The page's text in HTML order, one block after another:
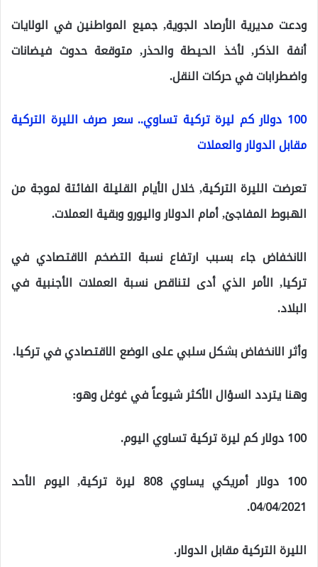
ودعت مديرية الأرصاد الجوية, جميع المواطنين في الولايات
أنفة الذكر, لأخذ الحيطة والحذر, متوقعة حدوث فيضانات
واضطرابات في حركات النقل.
100 دولار كم ليرة تركية تساوي.. سعر صرف الليرة التركية
مقابل الدولار والعملات
تعرضت الليرة التركية, خلال الأيام القليلة الفائتة لموجة من
الهبوط المفاجئ, أمام الدولار واليورو وبقية العملات.
الانخفاض جاء بسبب ارتفاع نسبة التضخم الاقتصادي في
تركيا, الأمر الذي أدى لتناقص نسبة العملات الأجنبية في
البلاد.
وأثر الانخفاض بشكل سلبي على الوضع الاقتصادي في تركيا.
وهنا يتردد السؤال الأكثر شيوعاً في غوغل وهو:
100 دولار كم ليرة تركية تساوي اليوم.
100 دولار أمريكي يساوي 808 ليرة تركية, اليوم الأحد
04/04/2021.
الليرة التركية مقابل الدولار.